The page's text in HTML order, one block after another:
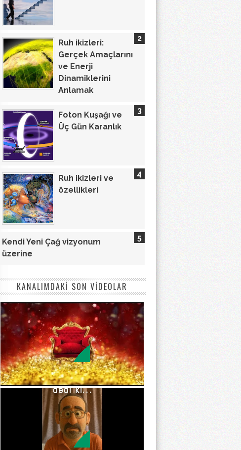
Ruh ikizleri:
Gerçek Amaçlarını
ve Enerji
Dinamiklerini
Anlamak
Foton Kuşağı ve
Üç Gün Karanlık
Ruh ikizleri ve
özellikleri
Kendi Yeni Çağ vizyonum
üzerine
KANALIMDAKİ SON VİDEOLAR